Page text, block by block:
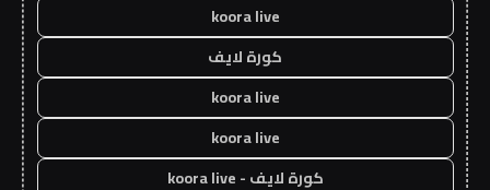
koora live
كورة لايف
koora live
koora live
كورة لايف - koora live